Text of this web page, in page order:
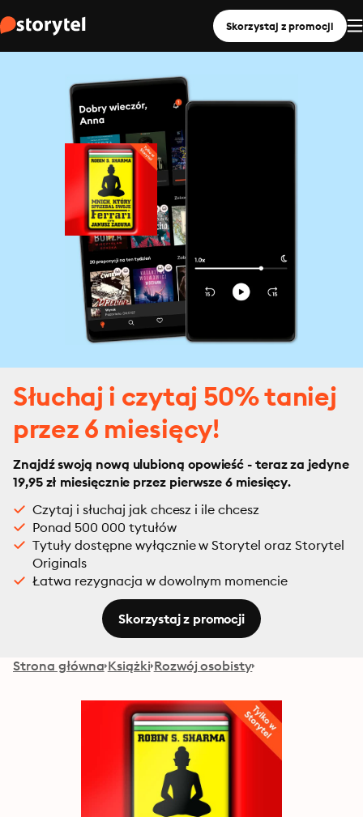
Skorzystaj z promocji
Słuchaj i czytaj 50% taniej
przez 6 miesięcy!
Znajdź swoją nową ulubioną opowieść - teraz za jedyne
19,95 zł miesięcznie przez pierwsze 6 miesięcy.
Czytaj i słuchaj jak chcesz i ile chcesz
Ponad 500 000 tytułów
Tytuły dostępne wyłącznie w Storytel oraz Storytel
Originals
Łatwa rezygnacja w dowolnym momencie
Skorzystaj z promocji
Strona główna Książki Rozwój osobisty